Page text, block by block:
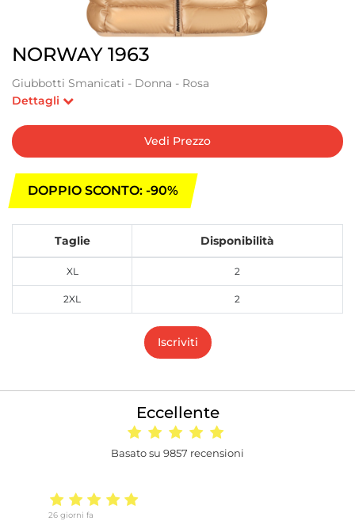
NORWAY 1963
Giubbotti Smanicati - Donna - Rosa
Dettagli
Vedi Prezzo
DOPPIO SCONTO: -90%
Taglie Disponibilità
XL 2
2XL 2
Iscriviti
Eccellente
Basato su 9857 recensioni
26 giorni fa